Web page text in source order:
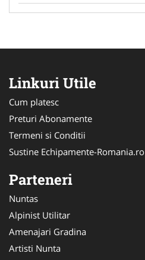
Linkuri Utile
Cum platesc
Preturi Abonamente
Termeni si Conditii
Sustine Echipamente-Romania.ro
Parteneri
Nuntas
Alpinist Utilitar
Amenajari Gradina
Artisti Nunta